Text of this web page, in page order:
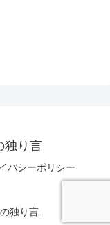
独り言
バシーポリシー
独り言.